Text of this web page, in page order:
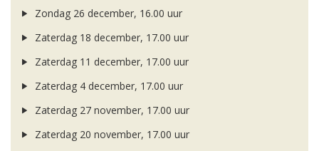
Zondag 26 december, 16.00 uur
Zaterdag 18 december, 17.00 uur
Zaterdag 11 december, 17.00 uur
Zaterdag 4 december, 17.00 uur
Zaterdag 27 november, 17.00 uur
Zaterdag 20 november, 17.00 uur